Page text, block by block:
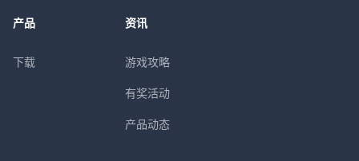
产品
下载
资讯
游戏攻略
有奖活动
产品动态